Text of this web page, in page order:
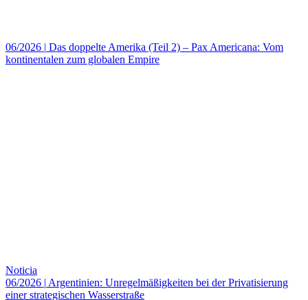
06/2026 | Das doppelte Amerika (Teil 2) – Pax Americana: Vom
kontinentalen zum globalen Empire
Noticia
06/2026 | Argentinien: Unregelmäßigkeiten bei der Privatisierung
einer strategischen Wasserstraße